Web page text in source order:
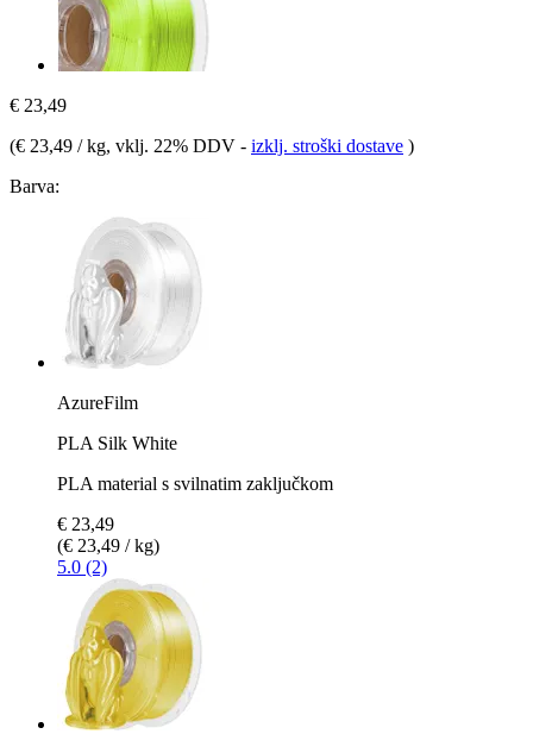
€ 23,49
(€ 23,49 / kg, vklj. 22% DDV - izklj. stroški dostave )
Barva:
AzureFilm
PLA Silk White
PLA material s svilnatim zaključkom
€ 23,49
(€ 23,49 / kg)
5.0 (2)